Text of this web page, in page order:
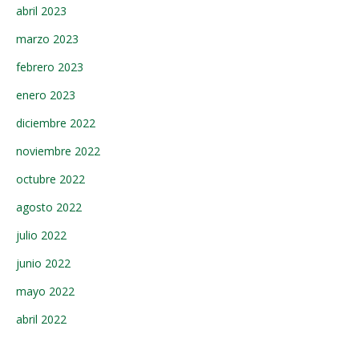
abril 2023
marzo 2023
febrero 2023
enero 2023
diciembre 2022
noviembre 2022
octubre 2022
agosto 2022
julio 2022
junio 2022
mayo 2022
abril 2022